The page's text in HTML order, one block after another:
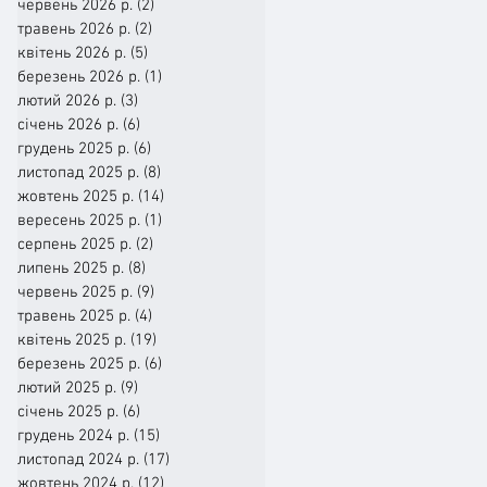
червень 2026 р. (2)
травень 2026 р. (2)
квітень 2026 р. (5)
березень 2026 р. (1)
лютий 2026 р. (3)
січень 2026 р. (6)
грудень 2025 р. (6)
листопад 2025 р. (8)
жовтень 2025 р. (14)
вересень 2025 р. (1)
серпень 2025 р. (2)
липень 2025 р. (8)
червень 2025 р. (9)
травень 2025 р. (4)
квітень 2025 р. (19)
березень 2025 р. (6)
лютий 2025 р. (9)
січень 2025 р. (6)
грудень 2024 р. (15)
листопад 2024 р. (17)